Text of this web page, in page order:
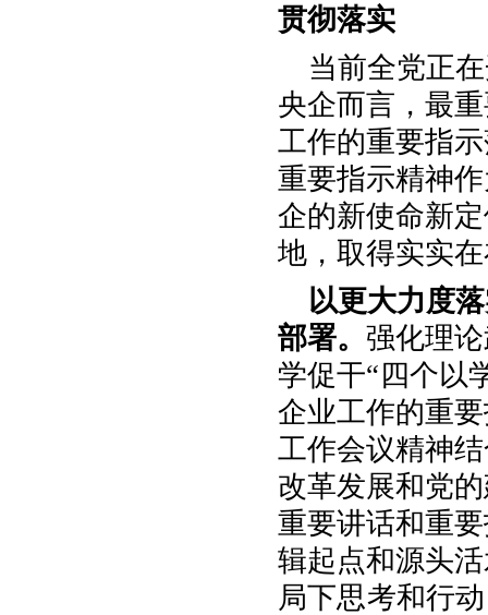
贯彻落实
当前全党正
央企而言，最
工作的重要指
重要指示精神
企的新使命新
地，取得实实
以更大力度
部署。强化理
学促干“四个以
企业工作的重
工作会议精神
改革发展和党
重要讲话和重
辑起点和源头
局下思考和行